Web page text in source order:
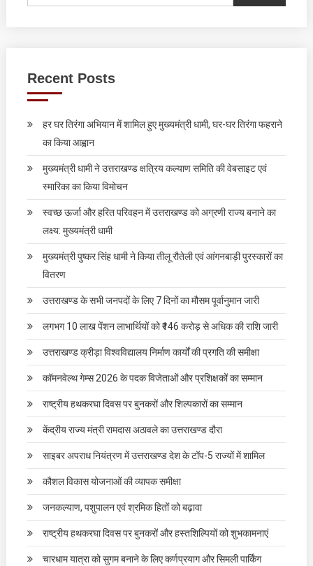
Recent Posts
हर घर तिरंगा अभियान में शामिल हुए मुख्यमंत्री धामी, घर-घर तिरंगा फहराने
का किया आह्वान
मुख्यमंत्री धामी ने उत्तराखण्ड क्षत्रिय कल्याण समिति की वेबसाइट एवं
स्मारिका का किया विमोचन
स्वच्छ ऊर्जा और हरित परिवहन में उत्तराखण्ड को अग्रणी राज्य बनाने का
लक्ष्य: मुख्यमंत्री धामी
मुख्यमंत्री पुष्कर सिंह धामी ने किया तीलू रौतेली एवं आंगनबाड़ी पुरस्कारों का
वितरण
उत्तराखण्ड के सभी जनपदों के लिए 7 दिनों का मौसम पूर्वानुमान जारी
लगभग 10 लाख पेंशन लाभार्थियों को ₹146 करोड़ से अधिक की राशि जारी
उत्तराखण्ड क्रीड़ा विश्वविद्यालय निर्माण कार्यों की प्रगति की समीक्षा
कॉमनवेल्थ गेम्स 2026 के पदक विजेताओं और प्रशिक्षकों का सम्मान
राष्ट्रीय हथकरघा दिवस पर बुनकरों और शिल्पकारों का सम्मान
केंद्रीय राज्य मंत्री रामदास अठावले का उत्तराखण्ड दौरा
साइबर अपराध नियंत्रण में उत्तराखण्ड देश के टॉप-5 राज्यों में शामिल
कौशल विकास योजनाओं की व्यापक समीक्षा
जनकल्याण, पशुपालन एवं श्रमिक हितों को बढ़ावा
राष्ट्रीय हथकरघा दिवस पर बुनकरों और हस्तशिल्पियों को शुभकामनाएं
चारधाम यात्रा को सुगम बनाने के लिए कर्णप्रयाग और सिमली पार्किंग